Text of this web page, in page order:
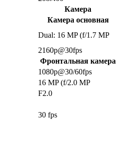
Камера
Камера основная
Dual: 16 MP (f/1.7 MP
2160p@30fps
Фронтальная камера
1080p@30/60fps
16 MP (f/2.0 MP
F2.0
30 fps